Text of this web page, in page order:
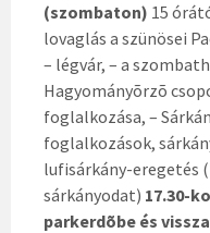
(szombaton) 15
lovaglás a szünösei
– légvár, – a
Hagyományõrzõ
foglalkozása, –
foglalkozások,
lufisárkány-eregetés
sárkányodat) 17.30-
parkerdõbe és vissza